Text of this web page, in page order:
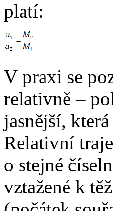
platí:
V praxi se
relativně –
jasnější,
Relativní
o stejné
vztažené k